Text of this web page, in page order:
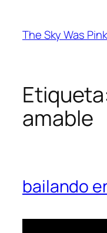
contenido
The Sky Was Pink
amable
bailando